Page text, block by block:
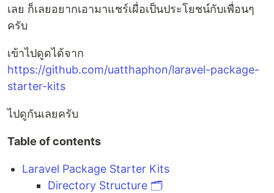
เลย ก็เลยอยากเอามาแชร์เผื่อเป็นประโยชน์กับเพื่อนๆ
ครับ
เข้าไปดูดได้จาก
https://github.com/uatthaphon/laravel-package-
starter-kits
ไปดูกันเลยครับ
Table of contents
Laravel Package Starter Kits
Directory Structure 🗂️